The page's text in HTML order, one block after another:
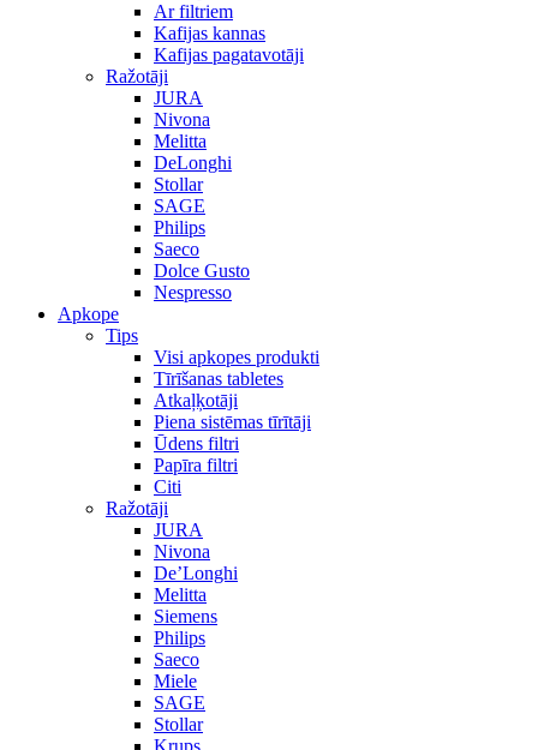
Ar filtriem
Kafijas kannas
Kafijas pagatavotāji
Ražotāji
JURA
Nivona
Melitta
DeLonghi
Stollar
SAGE
Philips
Saeco
Dolce Gusto
Nespresso
Apkope
Tips
Visi apkopes produkti
Tīrīšanas tabletes
Atkaļķotāji
Piena sistēmas tīrītāji
Ūdens filtri
Papīra filtri
Citi
Ražotāji
JURA
Nivona
De’Longhi
Melitta
Siemens
Philips
Saeco
Miele
SAGE
Stollar
Krups